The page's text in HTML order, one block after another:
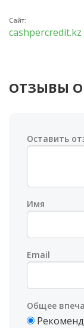
Сайт:
cashpercredit.kz
ОТЗЫВЫ
Оставить
Имя
Email
Общее